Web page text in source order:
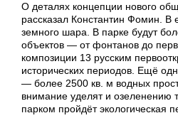
О деталях концепции нового
рассказал Константин Фомин. В
земного шара. В парке будут
объектов — от фонтанов до
композиции 13 русским
исторических периодов. Ещё
— более 2500 кв. м водных
внимание уделят и озеленению
парком пройдёт экологическая